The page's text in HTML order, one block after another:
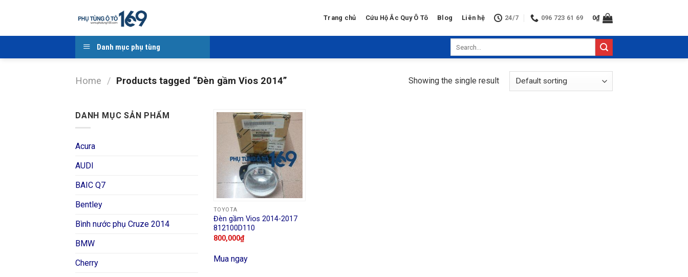
Trang chủ Cứu Hộ Ắc Quy Ô Tô Blog Liên hệ 24/7 096 723 61 69 0₫
Danh mục phụ tùng
Home / Products tagged “Đèn gầm Vios 2014” Showing the single result
DANH MỤC SẢN PHẨM
Acura
AUDI
BAIC Q7
Bentley
Bình nước phụ Cruze 2014
BMW
Cherry
TOYOTA
Đèn gầm Vios 2014-2017
812100D110
800,000₫
Mua ngay